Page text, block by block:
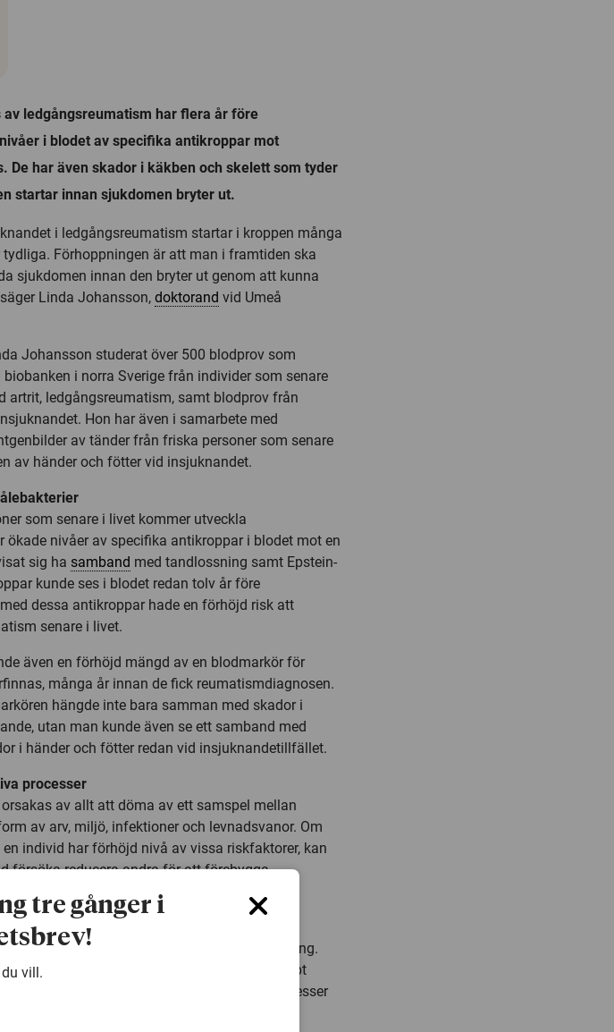
av ledgångsreumatism har flera år före
i blodet av specifika antikroppar mot
De har även skador i käkben och skelett som tyder
startar innan sjukdomen bryter ut.
i ledgångsreumatism startar i kroppen många
Förhoppningen är att man i framtiden ska
sjukdomen innan den bryter ut genom att kunna
Linda Johansson, doktorand vid Umeå
Johansson studerat över 500 blodprov som
i norra Sverige från individer som senare
artrit, ledgångsreumatism, samt blodprov från
Hon har även i samarbete med
av tänder från friska personer som senare
av händer och fötter vid insjuknandet.
som senare i livet kommer utveckla
ökade nivåer av specifika antikroppar i blodet mot en
sig ha samband med tandlossning samt Epstein-
kunde ses i blodet redan tolv år före
dessa antikroppar hade en förhöjd risk att
senare i livet.
även en förhöjd mängd av en blodmarkör för
många år innan de fick reumatismdiagnosen.
hängde inte bara samman med skador i
utan man kunde även se ett samband med
i händer och fötter redan vid insjuknandetillfället.
processer
av allt att döma av ett samspel mellan
av arv, miljö, infektioner och levnadsvanor. Om
individ har förhöjd nivå av vissa riskfaktorer, kan
försöka reducera andra för att förebygga
Johansson.
är en kronisk inflammatorisk
drabbar 0,5 – 1 procent av Sveriges befolkning.
men en tidig diagnos och ett snabbt
är viktig för att förhindra de destruktiva processer
tre gånger i
vill.